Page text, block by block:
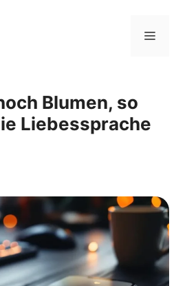
Blumen, so
Liebessprache